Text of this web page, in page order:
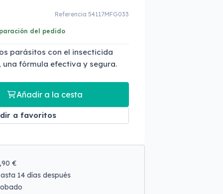
Referencia 54117MFG033
del pedido
parásitos con el insecticida
fórmula efectiva y segura.
Añadir a la cesta
a favoritos
€
14 días después